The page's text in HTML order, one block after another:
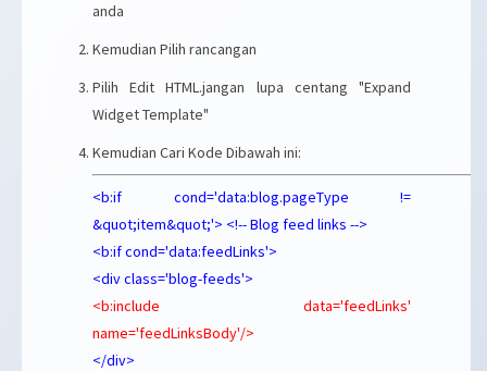
anda
Kemudian Pilih rancangan
Pilih Edit HTML.jangan lupa centang "Expand
Widget Template"
Kemudian Cari Kode Dibawah ini:
<b:if cond='data:blog.pageType !=
&quot;item&quot;'> <!-- Blog feed links -->
<b:if cond='data:feedLinks'>
<div class='blog-feeds'>
<b:include data='feedLinks'
name='feedLinksBody'/>
</div>